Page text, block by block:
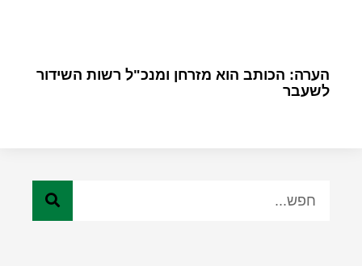
הערה: הכותב הוא מזרחן ומנכ"ל רשות השידור
לשעבר